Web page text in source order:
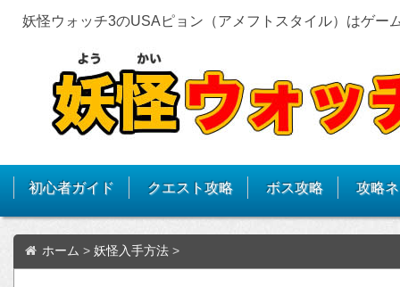
妖怪ウォッチ3のUSAピョン（アメフトスタイル）はゲー
初心者ガイド クエスト攻略 ボス攻略 攻略
ホーム > 妖怪入手方法 >